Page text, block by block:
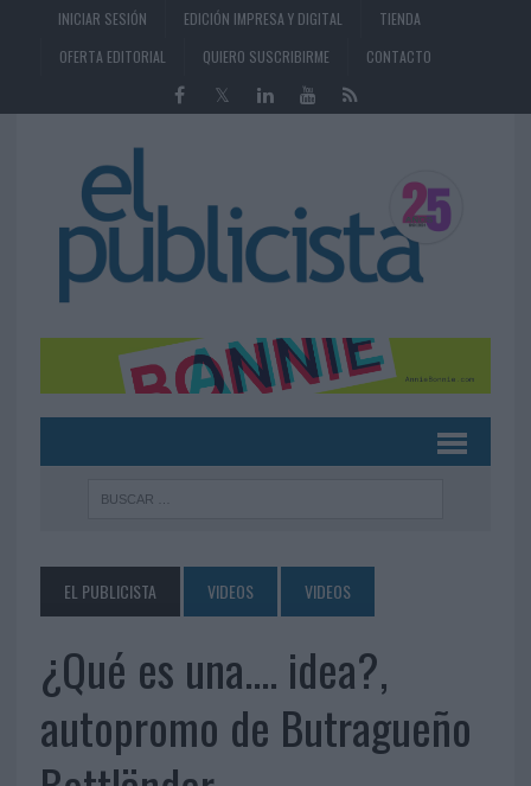
INICIAR SESIÓN EDICIÓN IMPRESA Y DIGITAL
TIENDA
OFERTA EDITORIAL
QUIERO SUSCRIBIRME CONTACTO
EL PUBLICISTA VIDEOS VIDEOS
¿Qué es una.... idea?,
autopromo de Butragueño